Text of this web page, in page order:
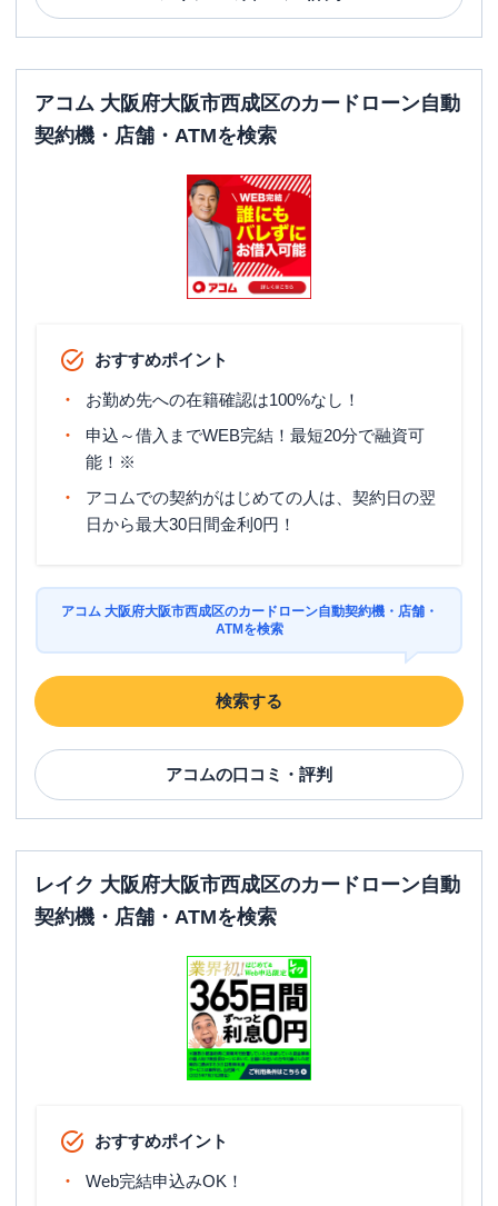
アコム 大阪府大阪市西成区のカードローン自動
契約機・店舗・ATMを検索
おすすめポイント
お勤め先への在籍確認は100%なし！
申込～借入までWEB完結！最短20分で融資可
能！※
アコムでの契約がはじめての人は、契約日の翌
日から最大30日間金利0円！
アコム 大阪府大阪市西成区のカードローン自動契約機・店舗・
ATMを検索
検索する
アコムの口コミ・評判
レイク 大阪府大阪市西成区のカードローン自動
契約機・店舗・ATMを検索
おすすめポイント
Web完結申込みOK！